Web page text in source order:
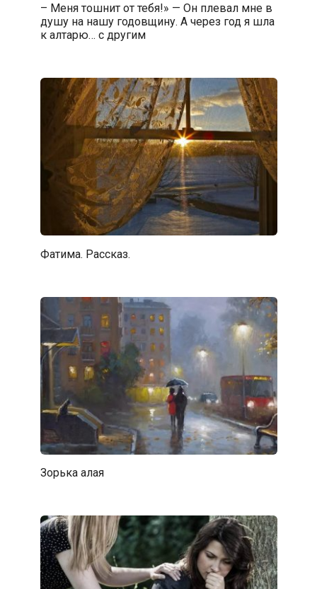
– Меня тошнит от тебя!» — Он плевал мне в
душу на нашу годовщину. А через год я шла
к алтарю… с другим
Фатима. Рассказ.
Зорька алая